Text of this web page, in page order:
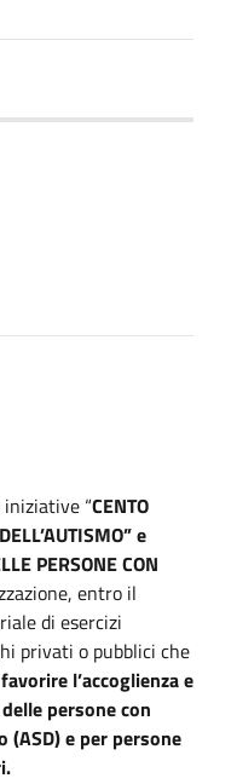
“CENTO
e
PERSONE CON
entro il
di esercizi
privati o pubblici che
l’accoglienza e
persone con
e per persone